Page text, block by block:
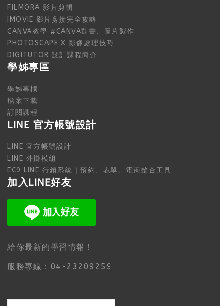
FILMORA 影片剪輯
IMOVIE 影片剪接完全攻略
CANVA教學 #CANVA動畫、圖片製作
PHOTOSCAPE X 影像處理技巧
DIGITUTOR 設計課程簡介
學姊專區
學姊專欄
檔案下載
訂閱課程
LINE 官方帳號設計
LINE 官方帳號設計
LINE 外掛模組
EC9 LINE 行銷系統｜預約、表單、電商整合工具
加入LINE好友
給你最新的學習情報！
服務專線：04-23209259